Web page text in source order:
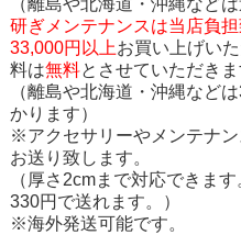
（離島や北海道・沖縄など
研ぎメンテナンスは当店負担
33,000円以上お買い上げい
料は無料とさせていただきま
（離島や北海道・沖縄など
かります）
※アクセサリーやメンテナ
お送り致します。
（厚さ2cmまで対応できま
330円で送れます。）
※海外発送可能です。